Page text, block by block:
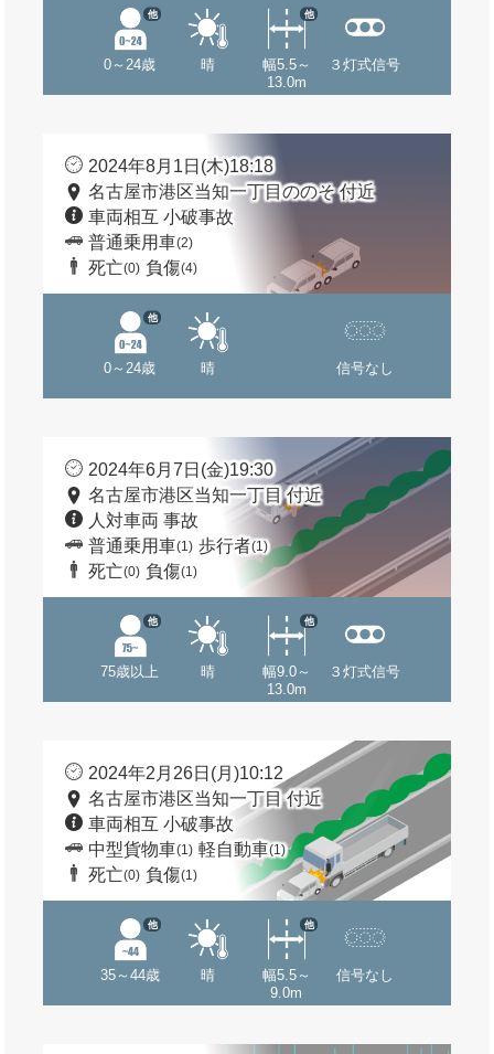
0～24歳
他
晴
幅5.5～
13.0m
他
３灯式信号
2024年8月1日(木)18:18
名古屋市港区当知一丁目ののそ 付近
車両相互 小破事故
普通乗用車(2)
死亡(0) 負傷(4)
0～24歳
他
晴 信号なし
2024年6月7日(金)19:30
名古屋市港区当知一丁目 付近
人対車両 事故
普通乗用車(1) 歩行者(1)
死亡(0) 負傷(1)
75歳以上
他
晴
幅9.0～
13.0m
他
３灯式信号
2024年2月26日(月)10:12
名古屋市港区当知一丁目 付近
車両相互 小破事故
中型貨物車(1) 軽自動車(1)
死亡(0) 負傷(1)
35～44歳
他
晴
幅5.5～
9.0m
他
信号なし